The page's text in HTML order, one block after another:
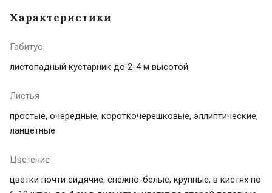
Характеристики
Габитус
листопадный кустарник до 2-4 м высотой
Листья
простые, очередные, короткочерешковые, эллиптические,
ланцетные
Цветение
цветки почти сидячие, снежно-белые, крупные, в кистях по